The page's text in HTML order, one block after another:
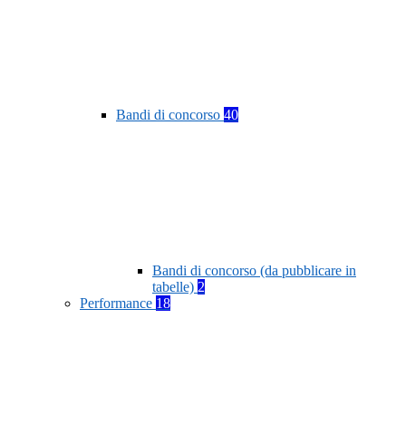
Bandi di concorso 40
Bandi di concorso (da pubblicare in
tabelle) 2
Performance 18